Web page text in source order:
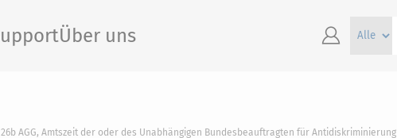
Über uns
26b AGG, Amtszeit der oder des Unabhängigen Bundesbeauftragten für Antidiskriminierung